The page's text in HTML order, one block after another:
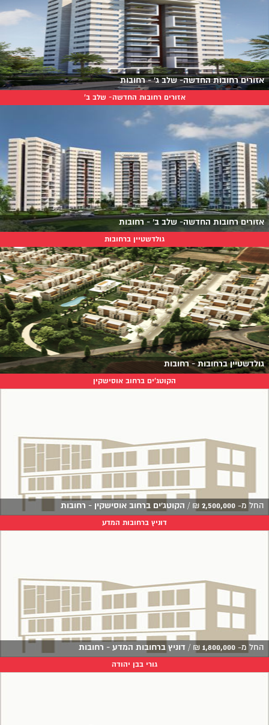
אזורים רחובות החדשה- שלב ג' - רחובות
אזורים רחובות החדשה- שלב ב'
אזורים רחובות החדשה- שלב ב' - רחובות
גולדשטיין ברחובות
גולדשטיין ברחובות - רחובות
הקוטג'ים ברחוב אוסישקין
החל מ- 2,500,000
₪
/ הקוטג'ים ברחוב אוסישקין - רחובות
דוניץ ברחובות המדע
החל מ- 1,800,000
₪
/ דוניץ ברחובות המדע - רחובות
גורי בבן יהודה